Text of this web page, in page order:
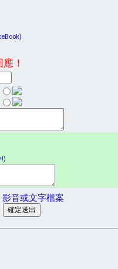
！
!)
音或文字檔案